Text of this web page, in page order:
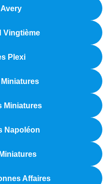
Vingtième
Plexi
Miniatures
Napoléon
Affaires